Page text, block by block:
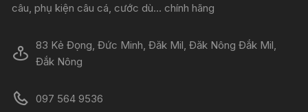
câu, phụ kiện câu cá, cước dù... chính hãng
83 Kẻ Đọng, Đức Minh, Đăk Mil, Đăk Nông Đắk Mil,
Đắk Nông
097 564 9536